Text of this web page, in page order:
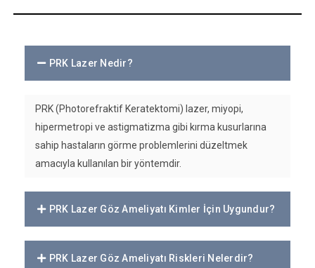
PRK Lazer Nedir?
PRK (Photorefraktif Keratektomi) lazer, miyopi,
hipermetropi ve astigmatizma gibi kırma kusurlarına
sahip hastaların görme problemlerini düzeltmek
amacıyla kullanılan bir yöntemdir.
PRK Lazer Göz Ameliyatı Kimler İçin Uygundur?
PRK Lazer Göz Ameliyatı Riskleri Nelerdir?